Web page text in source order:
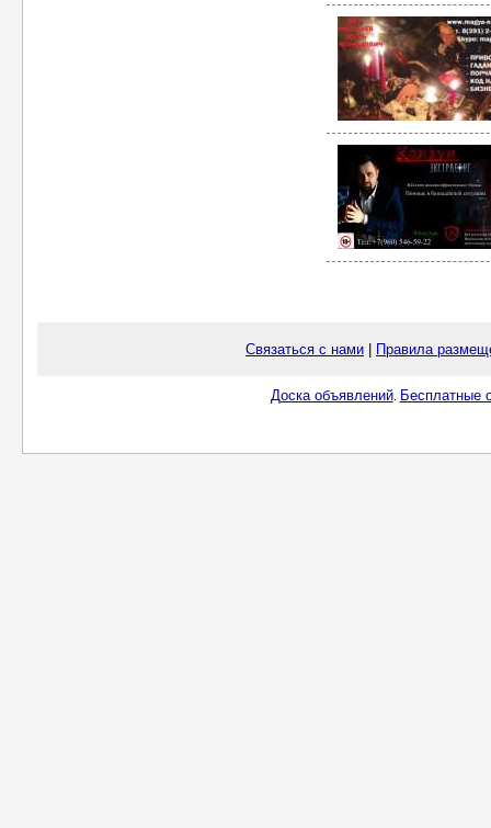
Связаться с нами Правила
Доска объявлений. Бесплатные